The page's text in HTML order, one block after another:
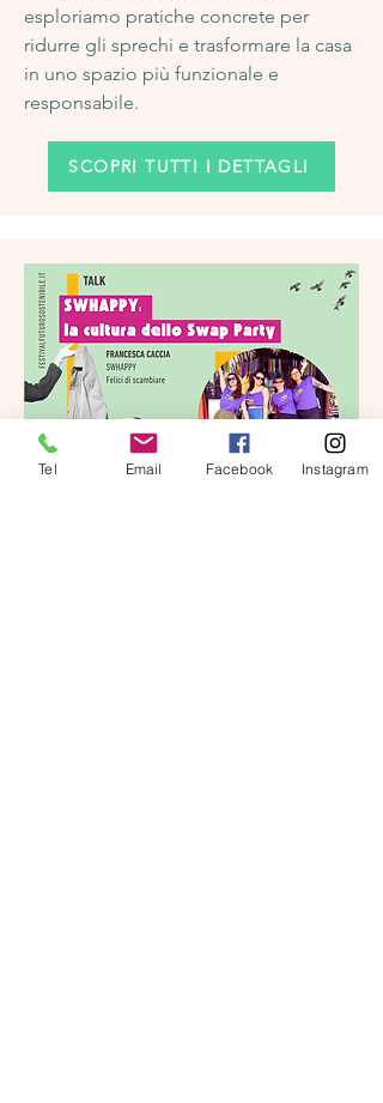
esploriamo pratiche concrete per
ridurre gli sprechi e trasformare la casa
in uno spazio più funzionale e
responsabile.
SCOPRI TUTTI I DETTAGLI
Tel Email Facebook Instagram